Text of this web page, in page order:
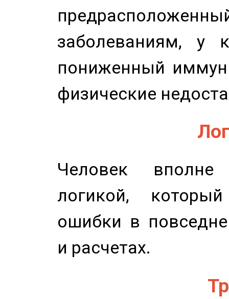
заболеваниям, у
пониженный
физические
Человек
логикой,
ошибки в
и расчетах.